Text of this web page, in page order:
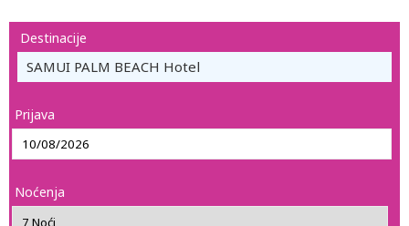
Destinacije
SAMUI PALM BEACH Hotel
Prijava
Noćenja